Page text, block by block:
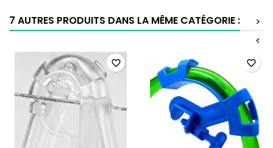
16/22mm
7 AUTRES PRODUITS DANS LA MÊME CATÉGORIE :
>
<
favorite_border favorite_border